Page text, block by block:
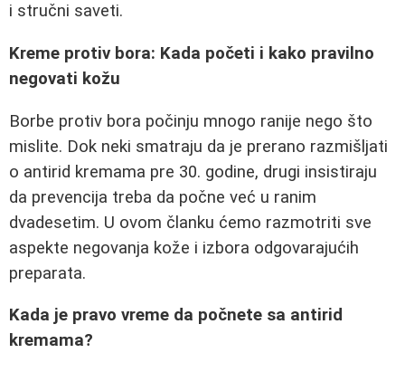
i stručni saveti.
Kreme protiv bora: Kada početi i kako pravilno
negovati kožu
Borbe protiv bora počinju mnogo ranije nego što
mislite. Dok neki smatraju da je prerano razmišljati
o antirid kremama pre 30. godine, drugi insistiraju
da prevencija treba da počne već u ranim
dvadesetim. U ovom članku ćemo razmotriti sve
aspekte negovanja kože i izbora odgovarajućih
preparata.
Kada je pravo vreme da počnete sa antirid
kremama?